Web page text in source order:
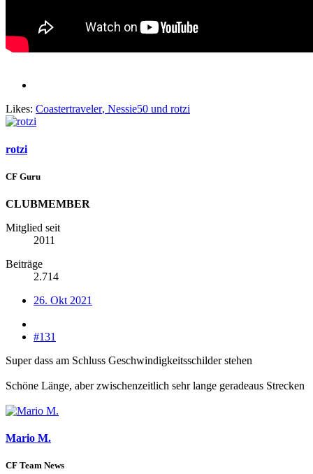
Likes: Coastertraveler, Nessie50 und rotzi
rotzi
CF Guru
CLUBMEMBER
Mitglied seit
2011
Beiträge
2.714
26. Okt 2021
#131
Super dass am Schluss Geschwindigkeitsschilder stehen
Schöne Länge, aber zwischenzeitlich sehr lange geradeaus Strecken
Mario M.
CF Team News